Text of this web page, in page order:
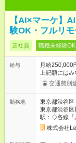
【AI×マーケ】
験OK・フルリ
正社員 職種未経験OK
給与
月給250,000
上記額には
ます。 みな
／月 昇給は
間】試用期間
に、本採用
（契約社員
交通費別
勤務地
東京都渋谷区
東京都渋谷
駅：◇各線「
株式会社